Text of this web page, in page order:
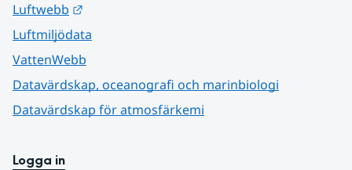
Luftwebb
Luftmiljödata
VattenWebb
Datavärdskap, oceanografi och marinbiologi
Datavärdskap för atmosfärkemi
Logga in